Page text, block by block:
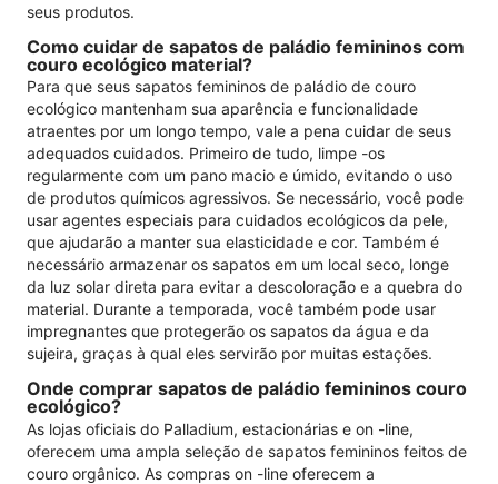
seus produtos.
Como cuidar de sapatos de paládio femininos com
couro ecológico material?
Para que seus sapatos femininos de paládio de couro
ecológico mantenham sua aparência e funcionalidade
atraentes por um longo tempo, vale a pena cuidar de seus
adequados cuidados. Primeiro de tudo, limpe -os
regularmente com um pano macio e úmido, evitando o uso
de produtos químicos agressivos. Se necessário, você pode
usar agentes especiais para cuidados ecológicos da pele,
que ajudarão a manter sua elasticidade e cor. Também é
necessário armazenar os sapatos em um local seco, longe
da luz solar direta para evitar a descoloração e a quebra do
material. Durante a temporada, você também pode usar
impregnantes que protegerão os sapatos da água e da
sujeira, graças à qual eles servirão por muitas estações.
Onde comprar sapatos de paládio femininos couro
ecológico?
As lojas oficiais do Palladium, estacionárias e on -line,
oferecem uma ampla seleção de sapatos femininos feitos de
couro orgânico. As compras on -line oferecem a